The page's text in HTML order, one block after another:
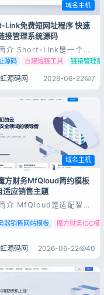
域名主机
Link免费短网址程序 快速
接管理系统源码
介 Short-Link是一个基
、Vercel和
构建的URL缩短服
在帮助用户将冗长的网址
简单、易于分享的短链
费开源，具有快速可
扩展、安全的特点。它利
源码 自建短链工具 链接管理
源码网 2026-06-22 7
域名主机
方财务MfQloud简约模板
适应销售主题
介 MfQloud是适配智简
为IDC云服务商家打造，
爽极简蓝白商务视觉，全
样式可选，完整覆盖前
户中心、购物结算全套页
器销售网站模板 魔方财务IDC模
源码网 2026-06-22 40
忘记密码?
私政策